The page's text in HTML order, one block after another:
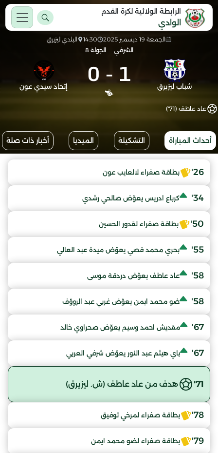
الرابطة الولائية لكرة القدم
الوادي
الجمعة 19 ديسمبر 2025 14:30
البلدي ليزيرق
الشرفي
الجولة 8
شباب ليزيرق 1
-
0 إتحاد سيدي عون
عاد عاطف (71')
أحداث المباراة التشكيلة الميديا أخبار ذات صلة
26' بطاقة صفراء لالعايب عون
34' كرباع ادريس يعوّض صالحي رشدي
50' بطاقة صفراء لقدور الحسين
55' بحري محمد قصي يعوّض ميدة عبد العالي
58' عاد عاطف يعوّض دردقة موسى
58' ضو محمد ايمن يعوّض غربي عبد الروؤف
67' مقديش احمد وسيم يعوّض صحراوي خالد
67' باي هيثم عبد النور يعوّض شرفي العربي
71' هدف من عاد عاطف (ش. ليزيرق)
78' بطاقة صفراء لمرخي توفيق
79' بطاقة صفراء لضو محمد ايمن